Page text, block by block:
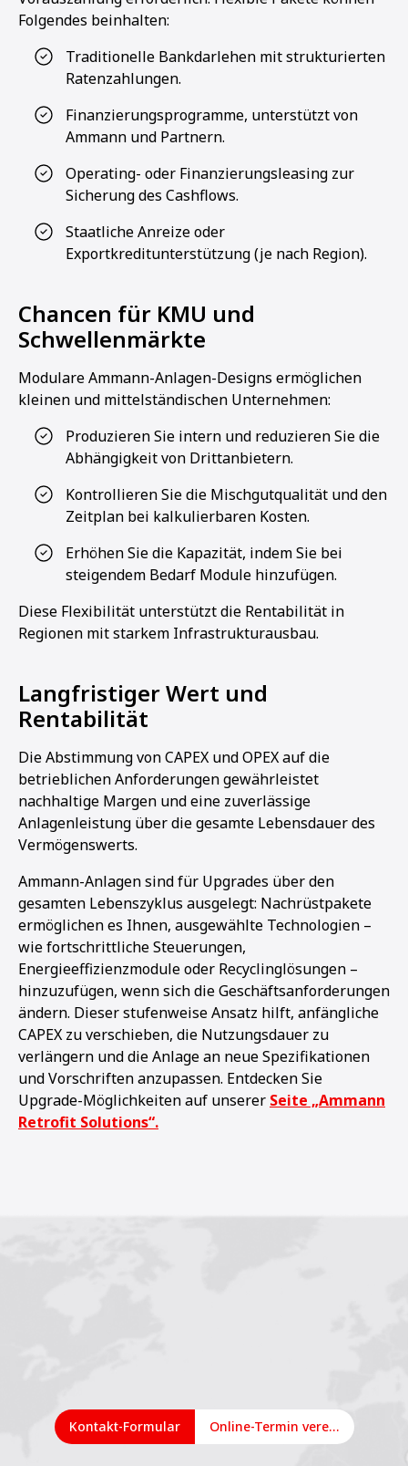
Folgendes beinhalten:
Traditionelle Bankdarlehen mit strukturierten
Ratenzahlungen.
Finanzierungsprogramme, unterstützt von
Ammann und Partnern.
Operating- oder Finanzierungsleasing zur
Sicherung des Cashflows.
Staatliche Anreize oder
Exportkreditunterstützung (je nach Region).
Chancen für KMU und
Schwellenmärkte
Modulare Ammann-Anlagen-Designs ermöglichen
kleinen und mittelständischen Unternehmen:
Produzieren Sie intern und reduzieren Sie die
Abhängigkeit von Drittanbietern.
Kontrollieren Sie die Mischgutqualität und den
Zeitplan bei kalkulierbaren Kosten.
Erhöhen Sie die Kapazität, indem Sie bei
steigendem Bedarf Module hinzufügen.
Diese Flexibilität unterstützt die Rentabilität in
Regionen mit starkem Infrastrukturausbau.
Langfristiger Wert und
Rentabilität
Die Abstimmung von CAPEX und OPEX auf die
betrieblichen Anforderungen gewährleistet
nachhaltige Margen und eine zuverlässige
Anlagenleistung über die gesamte Lebensdauer des
Vermögenswerts.
Ammann-Anlagen sind für Upgrades über den
gesamten Lebenszyklus ausgelegt: Nachrüstpakete
ermöglichen es Ihnen, ausgewählte Technologien –
wie fortschrittliche Steuerungen,
Energieeffizienzmodule oder Recyclinglösungen –
hinzuzufügen, wenn sich die Geschäftsanforderungen
ändern. Dieser stufenweise Ansatz hilft, anfängliche
CAPEX zu verschieben, die Nutzungsdauer zu
verlängern und die Anlage an neue Spezifikationen
und Vorschriften anzupassen. Entdecken Sie
Upgrade-Möglichkeiten auf unserer Seite „Ammann
Retrofit Solutions“.
Kontakt-Formular Online-Termin vereinbaren